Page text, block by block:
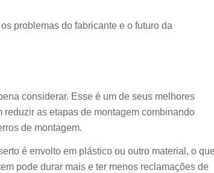
problemas do fabricante e o futuro da
considerar. Esse é um de seus melhores
as etapas de montagem combinando
de montagem.
é envolto em plástico ou outro material, o
pode durar mais e ter menos reclamações de